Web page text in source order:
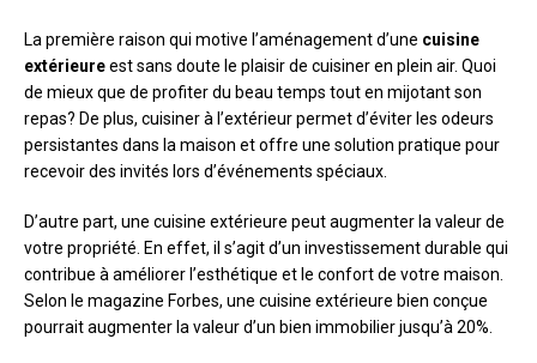
La première raison qui motive l’aménagement d’une cuisine
extérieureest sans doute le plaisir de cuisiner en plein air. Quoi
de mieux que de profiter du beau temps tout en mijotant son
repas? De plus, cuisiner à l’extérieur permet d’éviter les odeurs
persistantes dans la maison et offre une solution pratique pour
recevoir des invités lors d’événements spéciaux.
D’autre part, une cuisine extérieure peut augmenter la valeur de
votre propriété. En effet, il s’agit d’un investissement durable qui
contribue à améliorer l’esthétique et le confort de votre maison.
Selon le magazine Forbes, une cuisine extérieure bien conçue
pourrait augmenter la valeur d’un bien immobilier jusqu’à 20%.